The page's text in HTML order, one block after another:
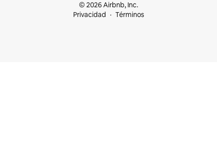
© 2026 Airbnb, Inc.
Privacidad
Términos